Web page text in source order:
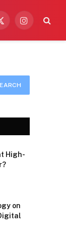
X
Instagram
High-
on